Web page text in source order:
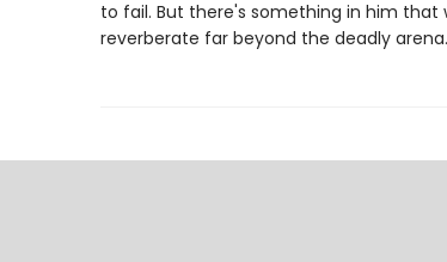
to fail. But there's something in him
reverberate far beyond the deadly arena.